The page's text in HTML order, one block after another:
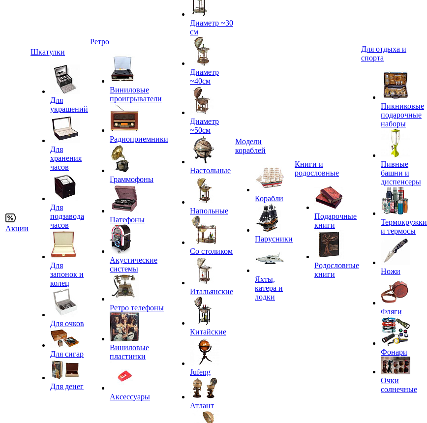
Акции
Шкатулки
Для
украшений
Для
хранения
часов
Для
подзавода
часов
Для
запонок и
колец
Для очков
Для сигар
Для денег
Ретро
Виниловые
проигрыватели
Радиоприемники
Граммофоны
Патефоны
Акустические
системы
Ретро телефоны
Виниловые
пластинки
Аксессуары
Диаметр ~30
см
Диаметр
~40см
Диаметр
~50см
Настольные
Напольные
Со столиком
Итальянские
Китайские
Jufeng
Атлант
Модели
кораблей
Корабли
Парусники
Яхты,
катера и
лодки
Книги и
родословные
Подарочные
книги
Родословные
книги
Для отдыха и
спорта
Пикниковые
подарочные
наборы
Пивные
башни и
диспенсеры
Термокружки
и термосы
Ножи
Фляги
Фонари
Очки
солнечные